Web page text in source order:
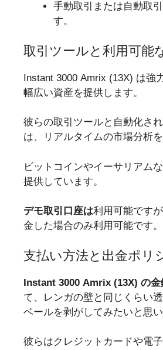
手動取引または自動取
す。
取引ツールと利用可能
Instant 3000 Amrix (13X) は強
幅広い資産を提供します。
彼らの取引ツールと自動化さ
は、リアルタイムの市場分析を
ビットコインやイーサリアム
提供しています。
デモ取引口座は利用可能です
金した場合のみ利用可能です。
支払い方法と出金ポリ
Instant 3000 Amrix (13X) の金
て、レンガの壁と同じくらい
ベールを剥がしてみたいと思い
彼らはクレジットカードや電